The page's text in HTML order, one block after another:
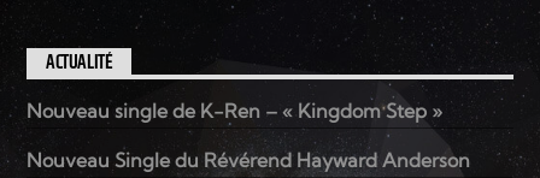
ACTUALITÉ
Nouveau single de K-Ren – « Kingdom Step »
Nouveau Single du Révérend Hayward Anderson